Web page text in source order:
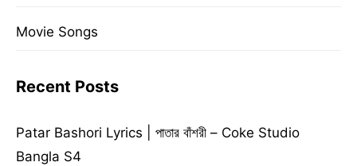
Movie Songs
Recent Posts
Patar Bashori Lyrics | পাতার বাঁশরী – Coke Studio
Bangla S4